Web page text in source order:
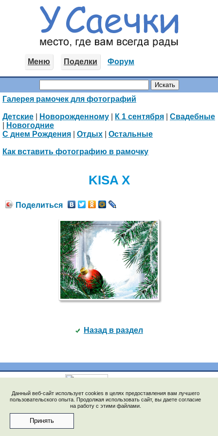
Данный веб-сайт использует cookies в целях предоставления вам лучшего
пользовательского опыта. Продолжая использовать сайт, вы даете согласие
на работу с этими файлами.
Принять
Меню Поделки Форум
Галерея рамочек для фотографий
Детские Новорожденному К 1 сентября
Свадебные
Новогодние
С днем Рождения
Отдых Остальные
Как вставить фотографию в рамочку
KISA X
Поделиться
Назад в раздел
© 2009-2023, "Saychata.Ru". E-mail: saechka@saechka.ru
Перепечатка материалов запрещена без ссылки на